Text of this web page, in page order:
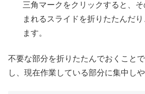
三角マークをクリックすると、
まれるスライドを折りたたんだ
ます。
不要な部分を折りたたんでおくこと
し、現在作業している部分に集中しや